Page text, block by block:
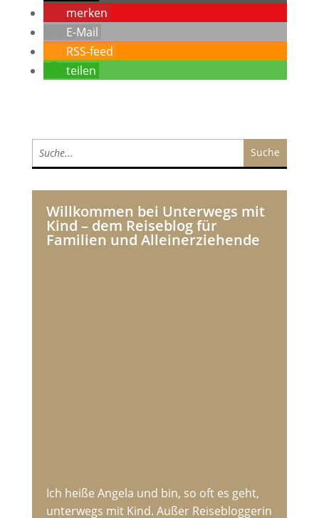
merken
E-Mail
RSS-feed
teilen
Willkommen bei Unterwegs mit
Kind – dem Reiseblog für
Familien und Alleinerziehende
Ich heiße Angela und bin, so oft es geht,
unterwegs mit Kind. Außer Reisebloggerin